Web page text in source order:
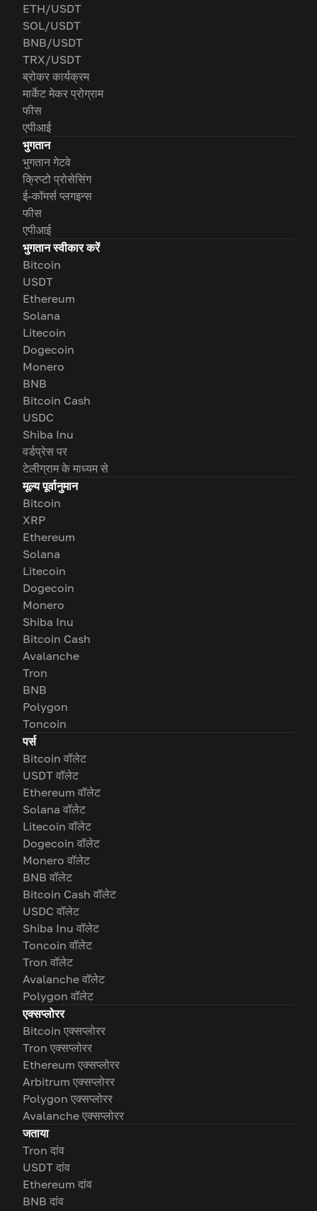
ETH/USDT
SOL/USDT
BNB/USDT
TRX/USDT
ब्रोकर कार्यक्रम
मार्केट मेकर प्रोग्राम
फीस
एपीआई
भुगतान
भुगतान गेटवे
क्रिप्टो प्रोसेसिंग
ई-कॉमर्स प्लगइन्स
फीस
एपीआई
भुगतान स्वीकार करें
Bitcoin
USDT
Ethereum
Solana
Litecoin
Dogecoin
Monero
BNB
Bitcoin Cash
USDC
Shiba Inu
वर्डप्रेस पर
टेलीग्राम के माध्यम से
मूल्य पूर्वानुमान
Bitcoin
XRP
Ethereum
Solana
Litecoin
Dogecoin
Monero
Shiba Inu
Bitcoin Cash
Avalanche
Tron
BNB
Polygon
Toncoin
पर्स
Bitcoin वॉलेट
USDT वॉलेट
Ethereum वॉलेट
Solana वॉलेट
Litecoin वॉलेट
Dogecoin वॉलेट
Monero वॉलेट
BNB वॉलेट
Bitcoin Cash वॉलेट
USDC वॉलेट
Shiba Inu वॉलेट
Toncoin वॉलेट
Tron वॉलेट
Avalanche वॉलेट
Polygon वॉलेट
एक्सप्लोरर
Bitcoin एक्सप्लोरर
Tron एक्सप्लोरर
Ethereum एक्सप्लोरर
Arbitrum एक्सप्लोरर
Polygon एक्सप्लोरर
Avalanche एक्सप्लोरर
जताया
Tron दांव
USDT दांव
Ethereum दांव
BNB दांव